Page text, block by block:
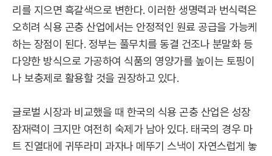
리를 지으면 흑갈색으로 변한다. 이러한 생명력과 번식력은
오히려 식용 곤충 산업에서는 안정적인 원료 공급을 가능케
하는 장점이 된다. 정부는 풀무치를 동결 건조나 분말화 등
다양한 방식으로 가공하여 식품의 영양가를 높이는 토핑이
나 보충제로 활용할 것을 권장하고 있다.
글로벌 시장과 비교했을 때 한국의 식용 곤충 산업은 성장
잠재력이 크지만 여전히 숙제가 남아 있다. 태국의 경우 마
트 진열대에 귀뚜라미 과자나 메뚜기 스낵이 자연스럽게 놓